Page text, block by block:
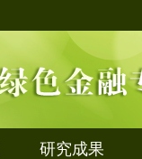
研究成果